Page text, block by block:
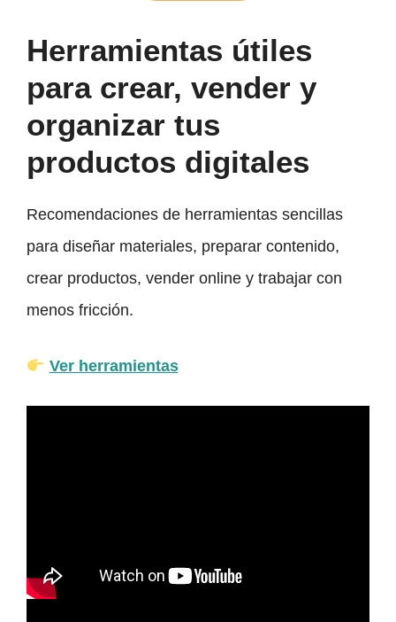
Herramientas útiles
para crear, vender y
organizar tus
productos digitales
Recomendaciones de herramientas sencillas
para diseñar materiales, preparar contenido,
crear productos, vender online y trabajar con
menos fricción.
Ver herramientas